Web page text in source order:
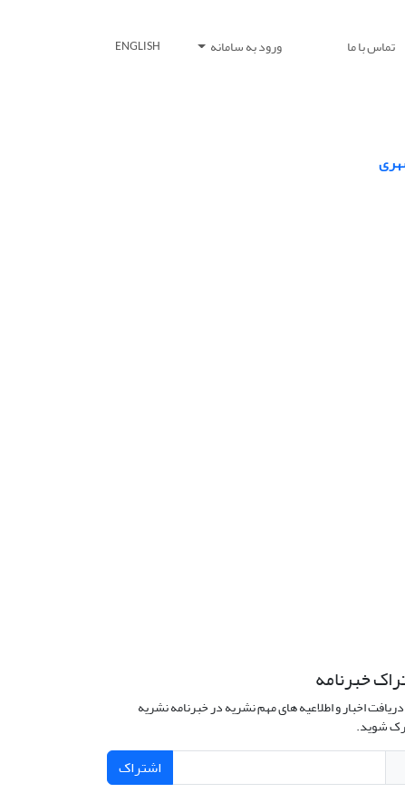
تماس با ما ورود به سامانه ENGLISH
خبرنامه
اخبار و اطلاعیه های مهم نشریه در خبرنامه نشریه
شوید.
اشتراک